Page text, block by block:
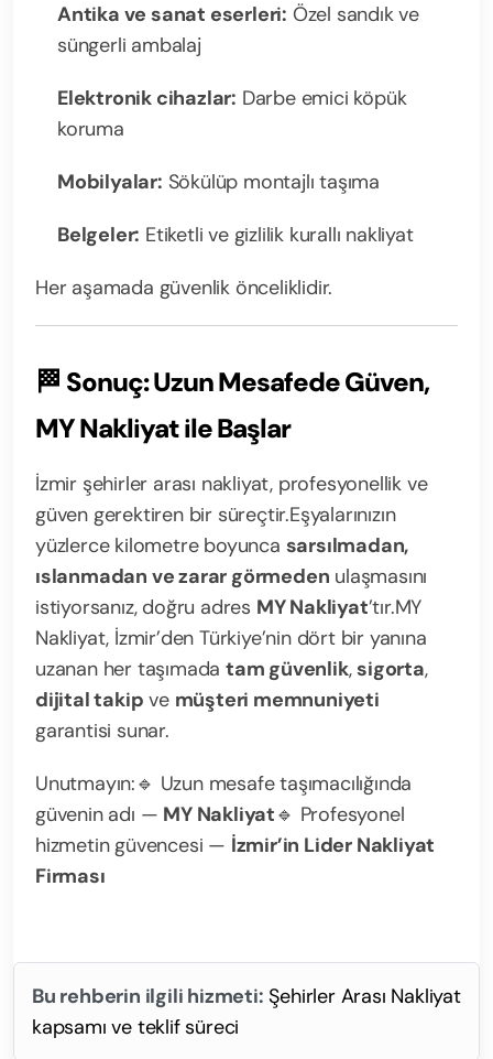
Antika ve sanat eserleri: Özel sandık ve
süngerli ambalaj
Elektronik cihazlar: Darbe emici köpük
koruma
Mobilyalar: Sökülüp montajlı taşıma
Belgeler: Etiketli ve gizlilik kurallı nakliyat
Her aşamada güvenlik önceliklidir.
🏁 Sonuç: Uzun Mesafede Güven,
MY Nakliyat ile Başlar
İzmir şehirler arası nakliyat, profesyonellik ve
güven gerektiren bir süreçtir.Eşyalarınızın
yüzlerce kilometre boyunca sarsılmadan,
ıslanmadan ve zarar görmeden ulaşmasını
istiyorsanız, doğru adres MY Nakliyat’tır.MY
Nakliyat, İzmir’den Türkiye’nin dört bir yanına
uzanan her taşımadatam güvenlik,sigorta,
dijital takip ve müşteri memnuniyeti
garantisi sunar.
Unutmayın:🔹 Uzun mesafe taşımacılığında
güvenin adı — MY Nakliyat🔹 Profesyonel
hizmetin güvencesi — İzmir’in Lider Nakliyat
Firması
Bu rehberin ilgili hizmeti: Şehirler Arası Nakliyat
kapsamı ve teklif süreci